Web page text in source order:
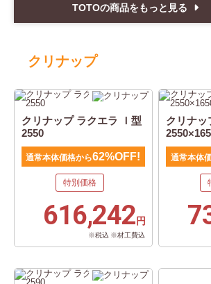
TOTOの商品をもっと見る
クリナップ
クリナップ ラクエラ Ｉ型
2550
通常本体価格から62%OFF!
特別価格
616,242 円
※税込 ※材工費込
クリナッ
通常本体